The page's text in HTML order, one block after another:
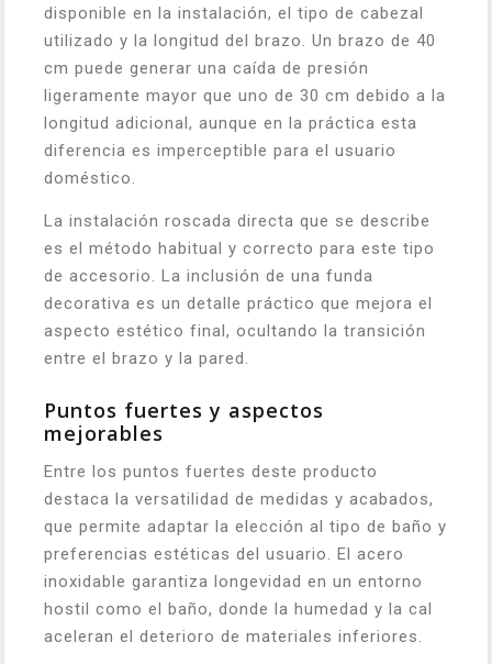
disponible en la instalación, el tipo de cabezal
utilizado y la longitud del brazo. Un brazo de 40
cm puede generar una caída de presión
ligeramente mayor que uno de 30 cm debido a la
longitud adicional, aunque en la práctica esta
diferencia es imperceptible para el usuario
doméstico.
La instalación roscada directa que se describe
es el método habitual y correcto para este tipo
de accesorio. La inclusión de una funda
decorativa es un detalle práctico que mejora el
aspecto estético final, ocultando la transición
entre el brazo y la pared.
Puntos fuertes y aspectos
mejorables
Entre los puntos fuertes deste producto
destaca la versatilidad de medidas y acabados,
que permite adaptar la elección al tipo de baño y
preferencias estéticas del usuario. El acero
inoxidable garantiza longevidad en un entorno
hostil como el baño, donde la humedad y la cal
aceleran el deterioro de materiales inferiores.